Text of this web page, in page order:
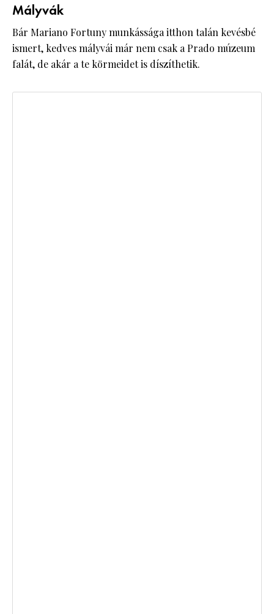
Mályvák
Bár Mariano Fortuny munkássága itthon talán kevésbé
ismert, kedves mályvái már nem csak a Prado múzeum
falát, de akár a te körmeidet is díszíthetik.